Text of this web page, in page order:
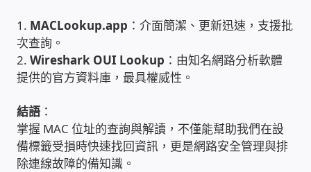
太陽能系統監視器
監視器 信和 TBC 固定IP
監視器RS485開門開鐵門開燈開保全
監控健檢‧舊換新專案
1. MACLookup.app ：介面簡潔、更新迅速，支援批
次查詢。
2.Wireshark OUI Lookup ：由知名網路分析軟體
提供的官方資料庫，最具權威性。
結語 ：
掌握 MAC 位址的查詢與解讀，不僅能幫助我們在設
備標籤受損時快速找回資訊，更是網路安全管理與排
除連線故障的備知識。